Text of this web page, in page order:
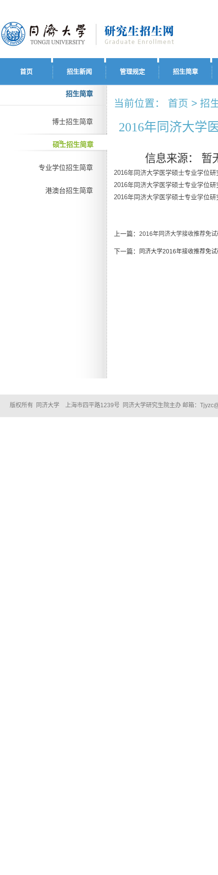
首页 招生新闻 管理规定 招生简章
招生简章
博士招生简章
硕士招生简章
专业学位招生简章
港澳台招生简章
当前位置： 首页 > 招
2016年同济大学
信息来源： 暂
2016年同济大学医学硕士专业学位
2016年同济大学医学硕士专业学位
2016年同济大学医学硕士专业学位
上一篇： 2016年同济大学接收推荐免
下一篇： 同济大学2016年接收推荐免
版权所有 同济大学 上海市四平路1239号 同济大学研究生院主办 邮箱：